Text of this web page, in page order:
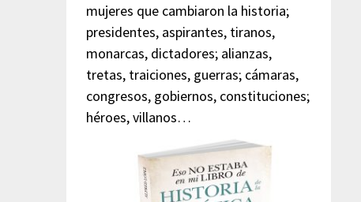
mujeres que cambiaron la historia;
presidentes, aspirantes, tiranos,
monarcas, dictadores; alianzas,
tretas, traiciones, guerras; cámaras,
congresos, gobiernos, constituciones;
héroes, villanos…